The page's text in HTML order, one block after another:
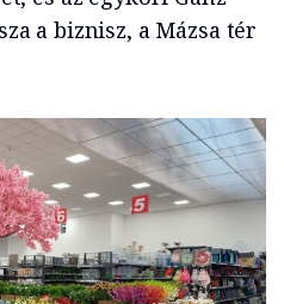
a biznisz, a Mázsa tér